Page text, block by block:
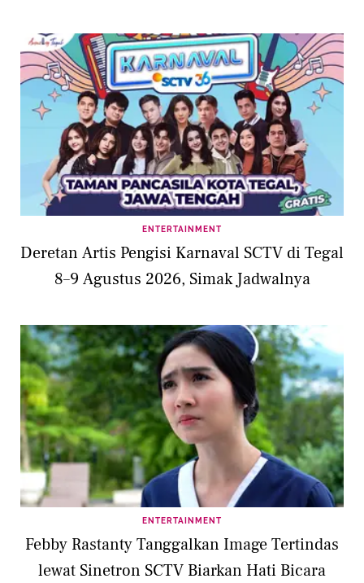
ENTERTAINMENT
Deretan Artis Pengisi Karnaval SCTV di Tegal
8–9 Agustus 2026, Simak Jadwalnya
ENTERTAINMENT
Febby Rastanty Tanggalkan Image Tertindas
lewat Sinetron SCTV Biarkan Hati Bicara